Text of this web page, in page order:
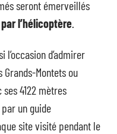
seront émerveillés
l’hélicoptère
d’admirer
Grands-Montets ou
4122 mètres
un guide
site visité pendant le